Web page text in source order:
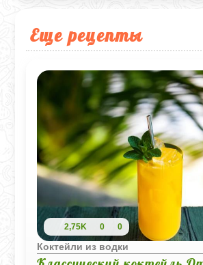
Еще рецепты
2,75K 0 0
Коктейли из водки